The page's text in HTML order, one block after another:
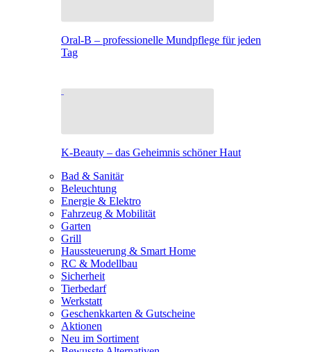
Oral-B – professionelle Mundpflege für jeden
Tag
K-Beauty – das Geheimnis schöner Haut
Bad & Sanitär
Beleuchtung
Energie & Elektro
Fahrzeug & Mobilität
Garten
Grill
Haussteuerung & Smart Home
RC & Modellbau
Sicherheit
Tierbedarf
Werkstatt
Geschenkkarten & Gutscheine
Aktionen
Neu im Sortiment